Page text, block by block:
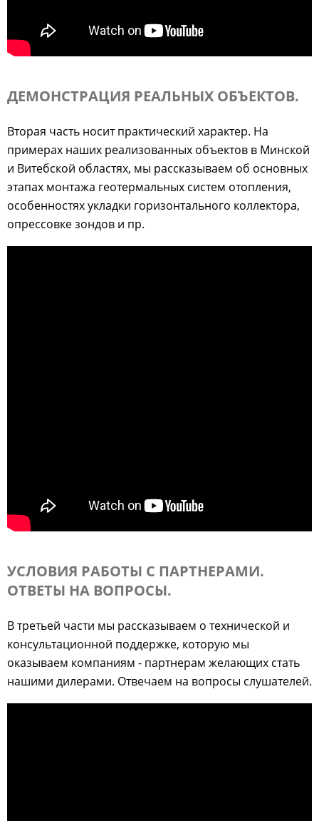
ДЕМОНСТРАЦИЯ РЕАЛЬНЫХ ОБЪЕКТОВ.
Вторая часть носит практический характер. На
примерах наших реализованных объектов в Минской
и Витебской областях, мы рассказываем об основных
этапах монтажа геотермальных систем отопления,
особенностях укладки горизонтального коллектора,
опрессовке зондов и пр.
УСЛОВИЯ РАБОТЫ С ПАРТНЕРАМИ.
ОТВЕТЫ НА ВОПРОСЫ.
В третьей части мы рассказываем о технической и
консультационной поддержке, которую мы
оказываем компаниям - партнерам желающих стать
нашими дилерами. Отвечаем на вопросы слушателей.